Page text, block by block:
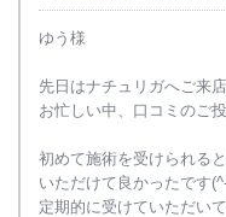
ゆう様
先日はナチュリガへご来
お忙しい中、口コミのご
初めて施術を受けられる
いただけて良かったです
定期的に受けていただい